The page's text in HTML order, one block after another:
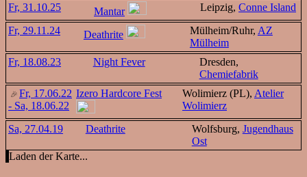
Fr, 31.10.25
Mantar Leipzig, Conne Island
Fr, 29.11.24
Deathrite Mülheim/Ruhr, AZ
Mülheim
Fr, 18.08.23
Night Fever
Dresden,
Chemiefabrik
Fr, 17.06.22
- Sa, 18.06.22
Izero Hardcore Fest Wolimierz (PL), Atelier
Wolimierz
Sa, 27.04.19
Deathrite Wolfsburg, Jugendhaus
Ost
Laden der Karte...